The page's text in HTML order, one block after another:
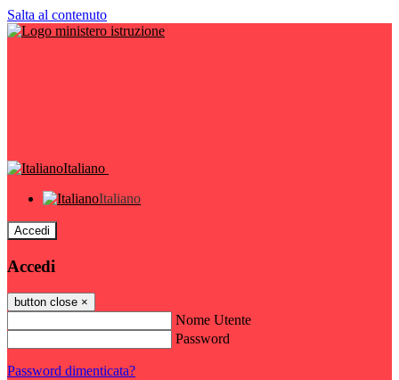
Salta al contenuto
Italiano
Italiano
Accedi
Accedi
button close ×
Nome Utente
Password
Password dimenticata?